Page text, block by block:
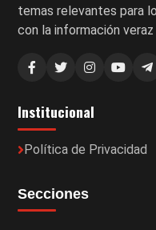
temas relevantes para
con la información
Institucional
Política de Privacidad
Secciones